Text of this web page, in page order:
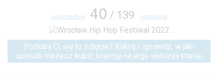
poprzednie 40 / 139 następne
Podoba Ci się to zdjęcie? Kliknij i sprawdź, w jaki
sposób możesz kupić licencję na jego wykorzystanie.